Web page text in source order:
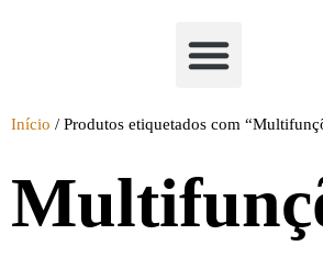
Início / Produtos etiquetados com